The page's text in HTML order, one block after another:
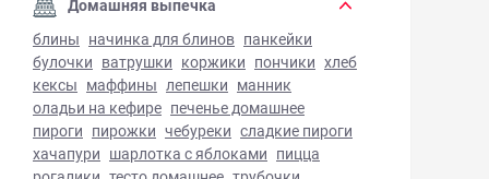
Домашняя выпечка
блины начинка для блинов панкейки
булочки ватрушки коржики пончики хлеб
кексы маффины лепешки манник
оладьи на кефире печенье домашнее
пироги пирожки чебуреки сладкие пироги
хачапури шарлотка с яблоками пицца